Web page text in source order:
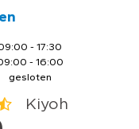
- 17:30
- 16:00
gesloten